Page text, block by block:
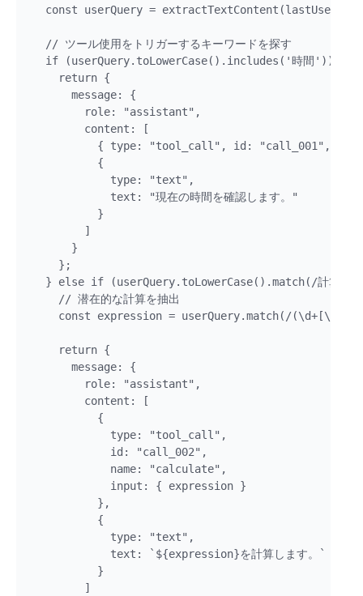
const userQuery =
  // ツール使用をトリガーするキーワードを探す
  if (userQuery.toLowerCase().includes('時間')) {
    return {
      message: {
        role: "assistant",
        content: [
{ type: "tool_call", id: "call_001",
          {
            type: "text",
            text: "現在の時間を確認します。"
          }
        ]
      }
    };
} else if (userQuery.toLowerCase().match(/計算す
    // 潜在的な計算を抽出
const expression = userQuery.match(/(\d+[\+\-
    return {
      message: {
        role: "assistant",
        content: [
          {
            type: "tool_call",
            id: "call_002",
            name: "calculate",
            input: { expression }
          },
          {
            type: "text",
            text: `${expression}を計算します。`
          }
        ]